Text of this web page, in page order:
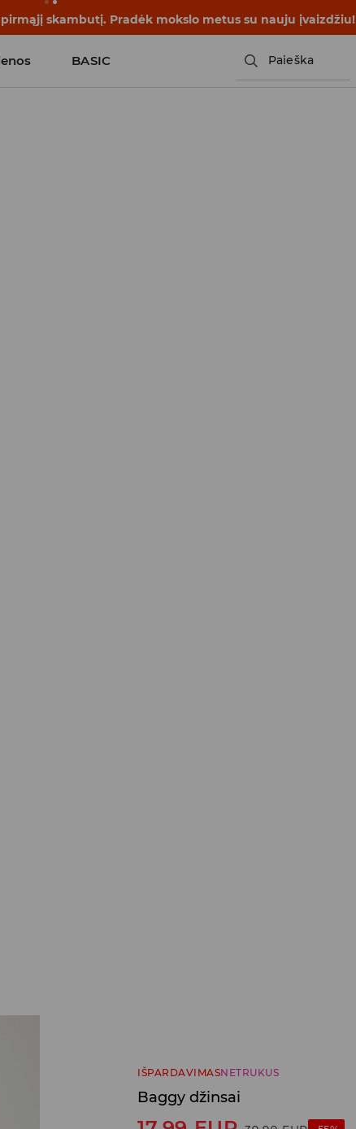
skambutį. Pradėk mokslo metus su nauju įvaizdžiu!
BASIC Paieška
IŠPARDAVIMASNETRUKUS
Baggy džinsai